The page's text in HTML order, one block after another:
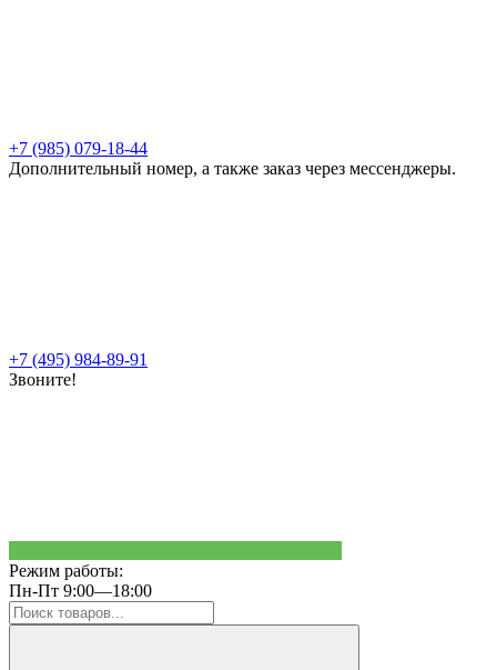
+7 (985) 079-18-44
Дополнительный номер, а также заказ через мессенджеры.
+7 (495) 984-89-91
Звоните!
Режим работы:
Пн-Пт 9:00—18:00